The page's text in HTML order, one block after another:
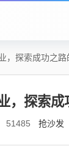
，探索成功之
，探索
51485 抢沙发